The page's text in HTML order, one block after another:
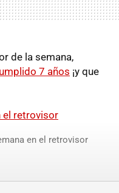
de la semana,
7 años ¡y que
el retrovisor
en el retrovisor